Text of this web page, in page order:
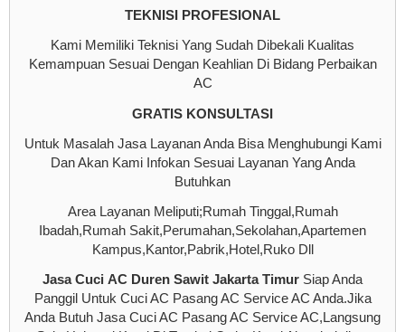
TEKNISI PROFESIONAL
Kami Memiliki Teknisi Yang Sudah Dibekali Kualitas
Kemampuan Sesuai Dengan Keahlian Di Bidang Perbaikan
AC
GRATIS KONSULTASI
Untuk Masalah Jasa Layanan Anda Bisa Menghubungi Kami
Dan Akan Kami Infokan Sesuai Layanan Yang Anda
Butuhkan
Area Layanan Meliputi;Rumah Tinggal,Rumah
Ibadah,Rumah Sakit,Perumahan,Sekolahan,Apartemen
Kampus,Kantor,Pabrik,Hotel,Ruko Dll
Jasa Cuci AC Duren Sawit Jakarta Timur Siap Anda
Panggil Untuk Cuci AC Pasang AC Service AC Anda.Jika
Anda Butuh Jasa Cuci AC Pasang AC Service AC,Langsung